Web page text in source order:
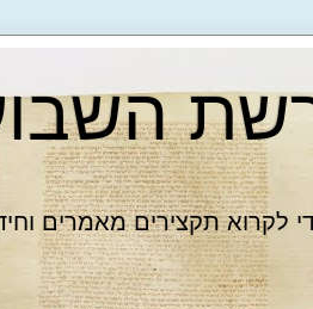
לקרוא תקצירים מאמרים